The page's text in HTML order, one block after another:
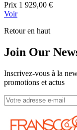
Prix 1 929,00 €
Voir
Retour en haut
Join Our
Inscrivez-vous à la
promotions et actus